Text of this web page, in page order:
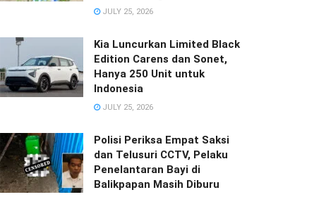
JULY 25, 2026
Kia Luncurkan Limited Black
Edition Carens dan Sonet,
Hanya 250 Unit untuk
Indonesia
JULY 25, 2026
Polisi Periksa Empat Saksi
dan Telusuri CCTV, Pelaku
Penelantaran Bayi di
Balikpapan Masih Diburu